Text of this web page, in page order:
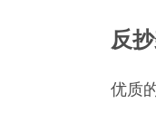
反
优质